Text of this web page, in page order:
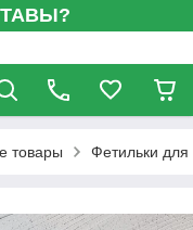
товары Фетильки